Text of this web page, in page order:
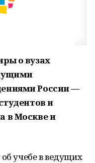
о вузах
России —
и
в Москве и
учебе в ведущих